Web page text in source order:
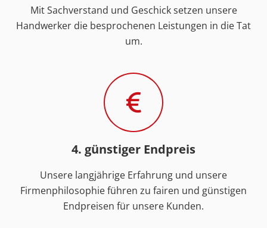
Mit Sachverstand und Geschick setzen unsere
Handwerker die besprochenen Leistungen in die Tat
um.
4. günstiger Endpreis
Unsere langjährige Erfahrung und unsere
Firmenphilosophie führen zu fairen und günstigen
Endpreisen für unsere Kunden.